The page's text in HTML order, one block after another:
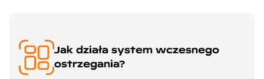
Jak działa system wczesnego
ostrzegania?